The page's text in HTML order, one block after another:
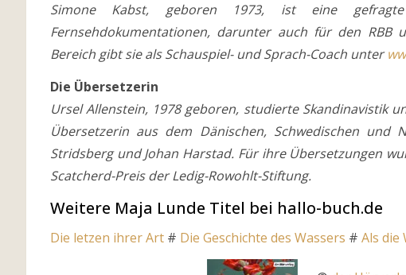
Simone Kabst, geboren 1973, ist eine
Fernsehdokumentationen, darunter auch für den
Bereich gibt sie als Schauspiel- und Sprach-Coach unter
Die Übersetzerin
Ursel Allenstein, 1978 geboren, studierte Skandinavistik
Übersetzerin aus dem Dänischen, Schwedischen und
Stridsberg und Johan Harstad. Für ihre Übersetzungen
Scatcherd-Preis der Ledig-Rowohlt-Stiftung.
Weitere Maja Lunde Titel bei hallo-buch.de
Die letzen ihrer Art # Die Geschichte des Wassers # Als die